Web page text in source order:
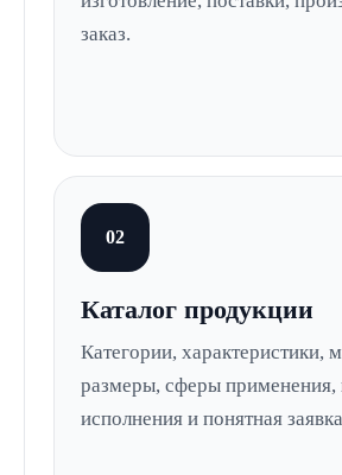
заказ.
02
Каталог продукции
Категории, характеристики,
размеры, сферы применения,
исполнения и понятная